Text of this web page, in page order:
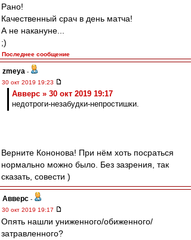
Рано!
Качественный срач в день матча!
А не накануне...
;)
Последнее сообщение
zmeya -
30 окт 2019 19:23
Авверс » 30 окт 2019 19:17
недотроги-незабудки-непростишки.
Верните Кононова! При нём хоть посраться
нормально можно было. Без зазрения, так
сказать, совести )
Авверс -
30 окт 2019 19:17
Опять нашли униженного/обиженного/
затравленного?